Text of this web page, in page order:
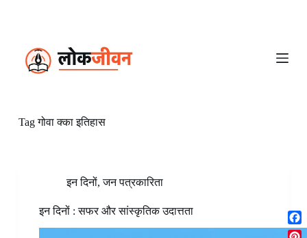
Tagगोवा क्का इतिहास
इन दिनों,जन पत्रकारिता
इन दिनों : सफर और सांस्कृतिक उदात्तता
F